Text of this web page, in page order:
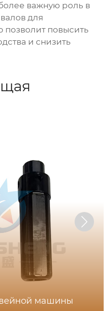
важную роль в
для
позволит повысить
и снизить
машины